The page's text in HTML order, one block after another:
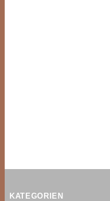
KATEGORIEN